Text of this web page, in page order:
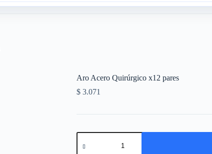
Aro Acero Quirúrgico x12 pares
$3.071